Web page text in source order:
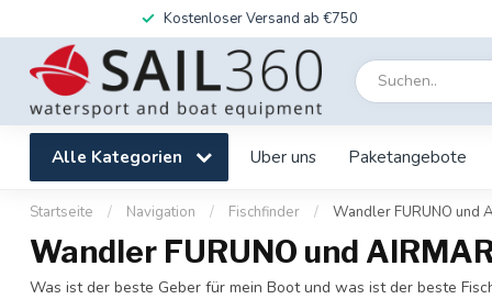
Kostenloser Versand ab €750
Alle Kategorien Uber uns Paketangebote
Startseite / Navigation / Fischfinder / Wandler FURUNO und
Wandler FURUNO und
Was ist der beste Geber für mein Boot und was ist der beste